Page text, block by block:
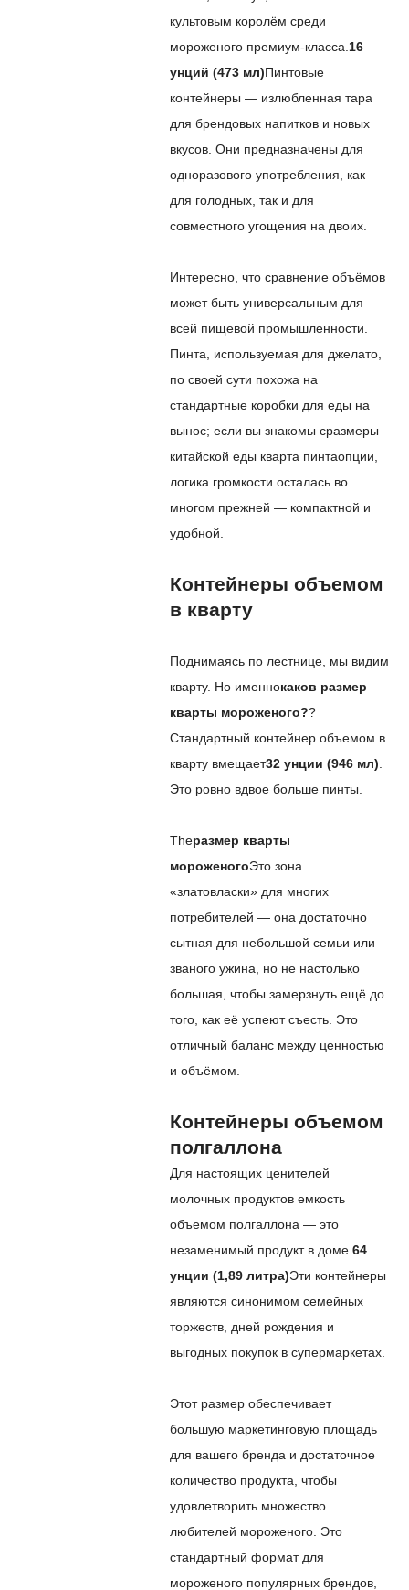
культовым королём среди
мороженого премиум-класса. 16
унций (473 мл)Пинтовые
контейнеры — излюбленная тара
для брендовых напитков и новых
вкусов. Они предназначены для
одноразового употребления, как
для голодных, так и для
совместного угощения на двоих.
Интересно, что сравнение объёмов
может быть универсальным для
всей пищевой промышленности.
Пинта, используемая для джелато,
по своей сути похожа на
стандартные коробки для еды на
вынос; если вы знакомы сразмеры
китайской еды кварта пинтаопции,
логика громкости осталась во
многом прежней — компактной и
удобной.
Контейнеры объемом
в кварту
Поднимаясь по лестнице, мы видим
кварту. Но именнокаков размер
кварты мороженого??
Стандартный контейнер объемом в
кварту вмещает32 унции (946 мл)
Это ровно вдвое больше пинты.
Theразмер кварты
мороженогоЭто зона
«златовласки» для многих
потребителей — она достаточно
сытная для небольшой семьи или
званого ужина, но не настолько
большая, чтобы замерзнуть ещё до
того, как её успеют съесть. Это
отличный баланс между ценностью
и объёмом.
Контейнеры объемом
полгаллона
Для настоящих ценителей
молочных продуктов емкость
объемом полгаллона — это
незаменимый продукт в доме. 64
унции (1,89 литра)Эти контейнеры
являются синонимом семейных
торжеств, дней рождения и
выгодных покупок в супермаркетах.
Этот размер обеспечивает
большую маркетинговую площадь
для вашего бренда и достаточное
количество продукта, чтобы
удовлетворить множество
любителей мороженого. Это
стандартный формат для
мороженого популярных брендов,